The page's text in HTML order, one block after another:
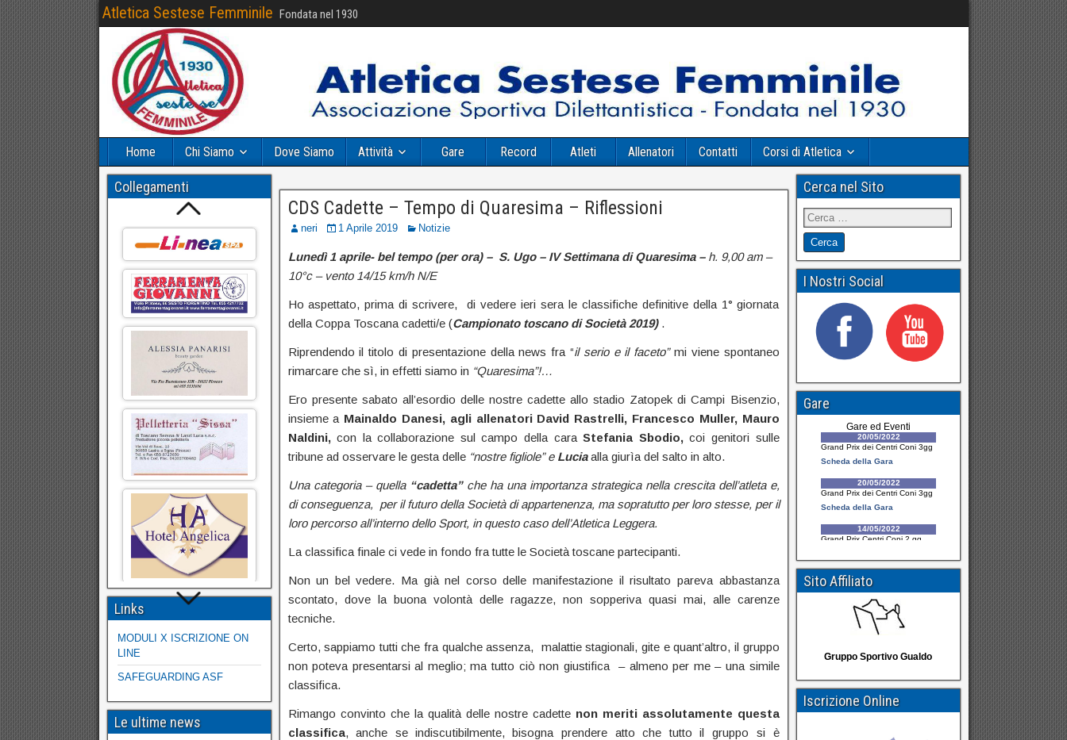
Atletica Sestese Femminile Fondata nel 1930
Home Chi Siamo Dove Siamo Attività Gare Record Atleti Allenatori Contatti Corsi di Atletica
CDS Cadette – Tempo di Quaresima – Riflessioni
neri 1 Aprile 2019 Notizie
Lunedì 1 aprile- bel tempo (per ora) – S. Ugo – IV Settimana di Quaresima – h. 9,00 am –
10°c – vento 14/15 km/h N/E
Ho aspettato, prima di scrivere, di vedere ieri sera le classifiche definitive della 1° giornata
della Coppa Toscana cadetti/e (Campionato toscano di Società 2019).
Riprendendo il titolo di presentazione della news fra “il serio e il faceto”mi viene spontaneo
rimarcare che sì, in effetti siamo in “Quaresima”!…
Ero presente sabato all’esordio delle nostre cadette allo stadio Zatopek di Campi Bisenzio,
insieme a Mainaldo Danesi, agli allenatori David Rastrelli, Francesco Muller, Mauro
Naldini,con la collaborazione sul campo della caraStefania Sbodio,coi genitori sulle
tribune ad osservare le gesta delle “nostre figliole” e Lucia alla giurìa del salto in alto.
Una categoria – quella “cadetta”che ha una importanza strategica nella crescita dell’atleta e,
di conseguenza, per il futuro della Società di appartenenza, ma sopratutto per loro stesse, per il
loro percorso all’interno dello Sport, in questo caso dell’Atletica Leggera.
La classifica finale ci vede in fondo fra tutte le Società toscane partecipanti.
Non un bel vedere. Ma già nel corso delle manifestazione il risultato pareva abbastanza
scontato, dove la buona volontà delle ragazze, non sopperiva quasi mai, alle carenze
tecniche.
Certo, sappiamo tutti che fra qualche assenza, malattie stagionali, gite e quant’altro, il gruppo
non poteva presentarsi al meglio; ma tutto ciò non giustifica – almeno per me – una simile
classifica.
Rimango convinto che la qualità delle nostre cadette non meriti assolutamente questa
classifica, anche se indiscutibilmente, bisogna prendere atto che tutto il gruppo si è
Collegamenti
Links
MODULI X ISCRIZIONE ON
LINE
SAFEGUARDING ASF
Le ultime news
Cerca nel Sito
I Nostri Social
Gare
Sito Affiliato
Gruppo Sportivo Gualdo
Iscrizione Online